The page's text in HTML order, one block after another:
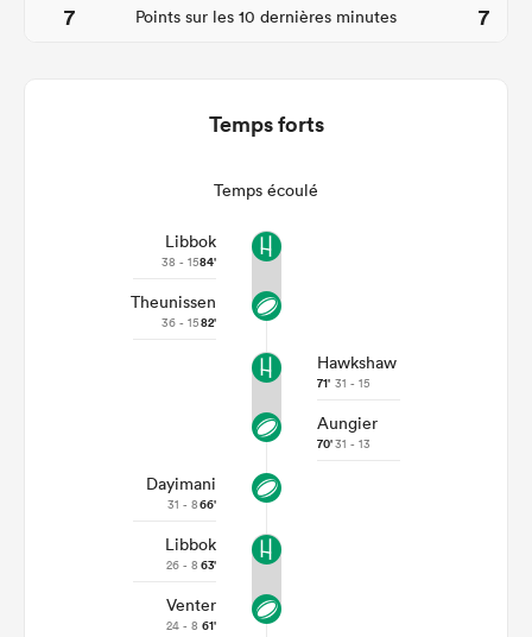
7
Points sur les 10 dernières minutes 7
Temps forts
Temps écoulé
Libbok
38 - 1584'
Theunissen
36 - 1582'
Hawkshaw
71' 31 - 15
Aungier
70'31 - 13
Dayimani
31 - 866'
Libbok
26 - 8 63'
Venter
24 - 8 61'